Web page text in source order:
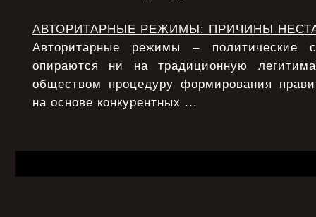
АВТОРИТАРНЫЕ РЕЖИМЫ: ПРИЧИНЫ
Авторитарные режимы – политические
опираются ни на традиционную
обществом процедуру формирования
на основе конкурентных ...